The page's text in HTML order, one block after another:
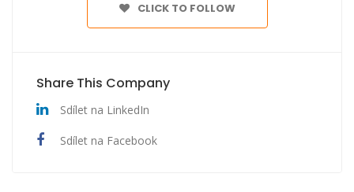
CLICK TO FOLLOW
Share This Company
Sdílet na LinkedIn
Sdílet na Facebook